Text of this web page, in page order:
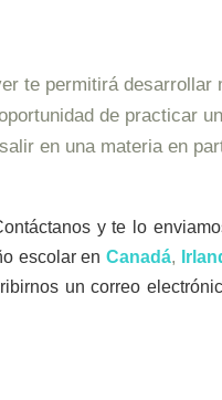
te permitirá desarrollar
de practicar
en una materia en
y te lo
escolar en Canadá,
un correo